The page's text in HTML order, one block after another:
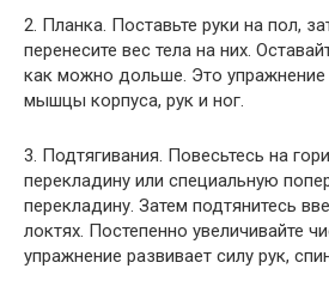
2. Планка. Поставьте руки на пол,
перенесите вес тела на них.
как можно дольше. Это упражнение
мышцы корпуса, рук и ног.
3. Подтягивания. Повесьтесь на
перекладину или специальную
перекладину. Затем подтянитесь
локтях. Постепенно увеличивайте
упражнение развивает силу рук,